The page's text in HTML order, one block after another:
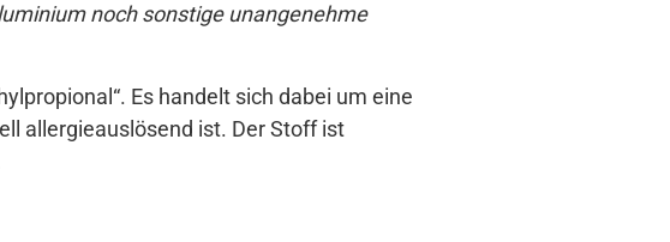
noch sonstige unangenehme
Es handelt sich dabei um eine
allergieauslösend ist. Der Stoff ist